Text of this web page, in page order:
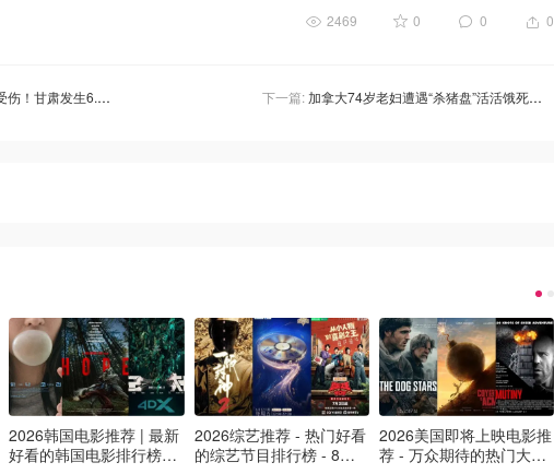
2469 0 0 0
州、西安、西宁等地震感明显！ 下一篇:加拿大74岁老妇遭遇“杀猪盘”活活饿死，女儿伪装捉“渣男”！警惕着5种网友！
2026韩国电影推荐 | 最新
好看的韩国电影排行榜，
2026综艺推荐 - 热门好看
的综艺节目排行榜 - 8月
2026美国即将上映电影推
荐 - 万众期待的热门大片